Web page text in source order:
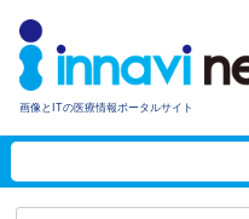
画像とITの医療情報ポータルサイト